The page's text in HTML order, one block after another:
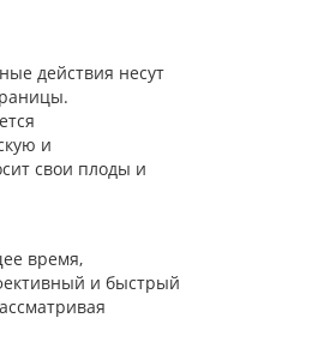
действия несут
и
свои плоды и
время,
и быстрый